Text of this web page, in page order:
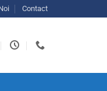
Contact